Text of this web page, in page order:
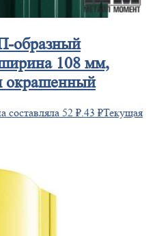
образный
108 мм,
окрашенный
составляла 52 ₽.43 ₽Текущая